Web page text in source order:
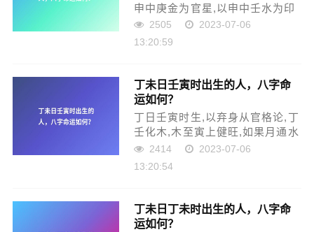
申中庚金为官星,以申中壬水为印
绶,自身有所寄托,且月通金气或水
气,命主尊贵;否则,自身虚弱,官星
盛，如果生于...
2505
2023-07-06
13:20:59
丁未日壬寅时出生的人，八字命
运如何？
丁日壬寅时生,以弃身从官格论,丁
壬化木,木至寅上健旺,如果月通水
气,大贵;月通木气,也贵显。如果
生于丁未月,且行东方运,也是个好
季，且行木火运，发...
2414
2023-07-06
13:20:54
丁未日丁未时出生的人，八字命
运如何？